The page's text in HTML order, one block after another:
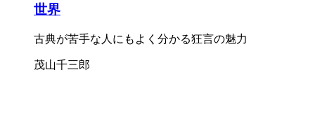
世界
古典が苦手な人にもよく分かる狂言の魅力
茂山千三郎